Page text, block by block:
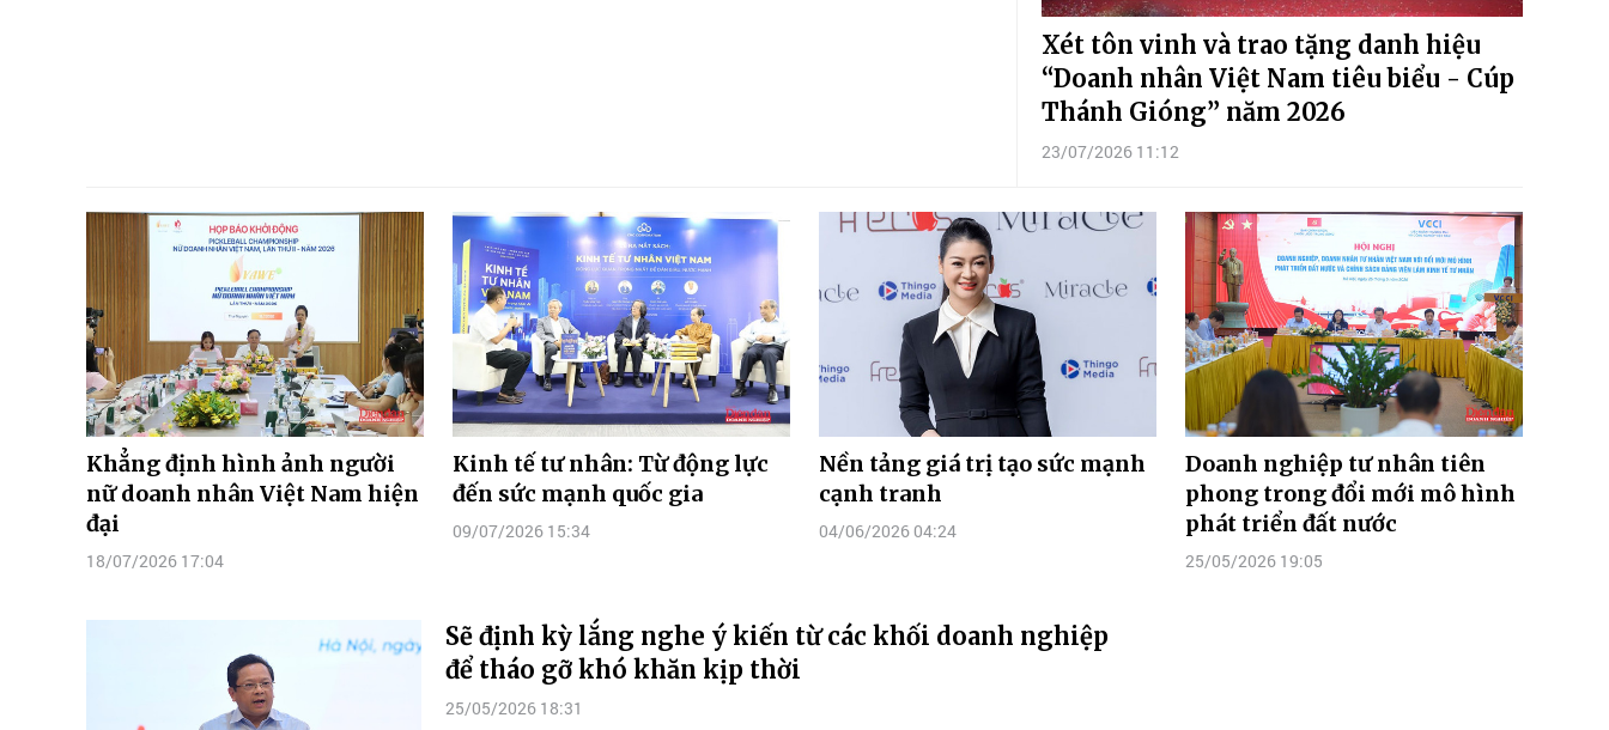
Xét tôn vinh và trao tặng danh hiệu
“Doanh nhân Việt Nam tiêu biểu - Cúp
Thánh Gióng” năm 2026
23/07/2026 11:12
Khẳng định hình ảnh người
nữ doanh nhân Việt Nam hiện
đại
18/07/2026 17:04
Kinh tế tư nhân: Từ động lực
đến sức mạnh quốc gia
09/07/2026 15:34
Nền tảng giá trị tạo sức mạnh
cạnh tranh
04/06/2026 04:24
Doanh nghiệp tư nhân tiên
phong trong đổi mới mô hình
phát triển đất nước
25/05/2026 19:05
Sẽ định kỳ lắng nghe ý kiến từ các khối doanh nghiệp
để tháo gỡ khó khăn kịp thời
25/05/2026 18:31